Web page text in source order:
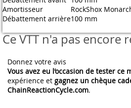
Amortisseur
RockShox
Débattement arrière100 mm
Ce VTT n'a pas encore
Donnez votre avis
Vous avez eu l’occasion de tester ce
expérience et gagnez un chèque
ChainReactionCycle.com.